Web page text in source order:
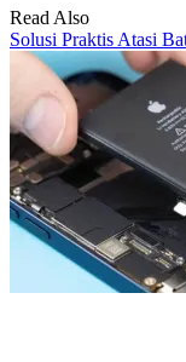
Read Also
Solusi Praktis Atasi